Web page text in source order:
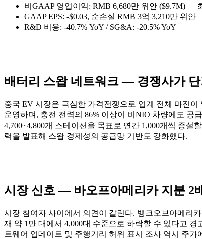
비GAAP 영업이익: RMB 6,680만 위안 ($9.7M) —
GAAP EPS: -$0.03, 순손실 RMB 3억 3,210만 위안
R&D 비용: -40.7% YoY / SG&A: -20.5% YoY
배터리 스왑 네트워크 — 경쟁사가
중국 EV 시장은 극심한 가격전쟁으로 업계 전체 마진
운영하며, 충전 전력의 86% 이상이 비NIO 차량에도 공
4,700~4,800개 스테이션을 목표로 연간 1,000개씩 증설
력을 발표해 스왑 경제성의 공급망 기반도 강화했다.
시장 신호 — 바오프아메리카 지분 2
시장 참여자 사이에서 의견이 갈린다. 뱅크오브아메리
재 약 1만 대에서 4,000대 수준으로 하락할 수 있다고
트웨어 업데이트 및 주행거리 허위 표시 조사 역시 주가